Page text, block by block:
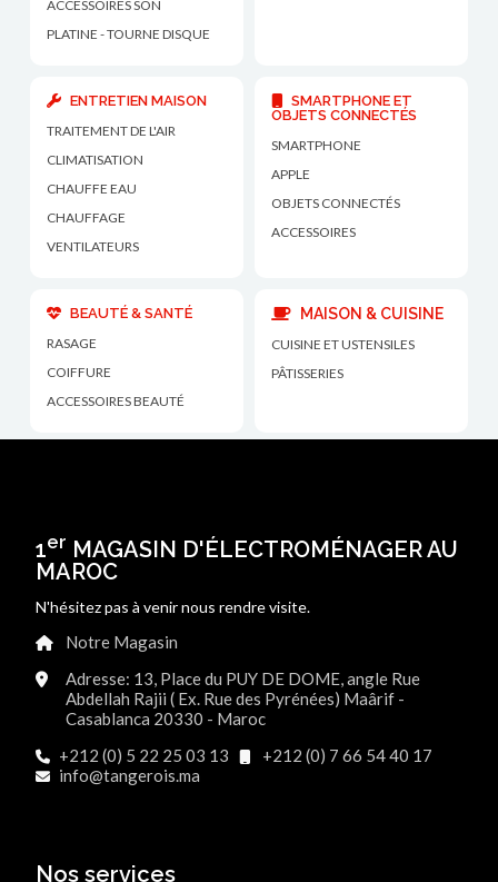
ACCESSOIRES SON
PLATINE - TOURNE DISQUE
ENTRETIEN MAISON
TRAITEMENT DE L'AIR
CLIMATISATION
CHAUFFE EAU
CHAUFFAGE
VENTILATEURS
SMARTPHONE ET
OBJETS CONNECTÉS
SMARTPHONE
APPLE
OBJETS CONNECTÉS
ACCESSOIRES
BEAUTÉ & SANTÉ
RASAGE
COIFFURE
ACCESSOIRES BEAUTÉ
MAISON & CUISINE
CUISINE ET USTENSILES
PÂTISSERIES
1er MAGASIN D'ÉLECTROMÉNAGER AU
MAROC
N'hésitez pas à venir nous rendre visite.
Notre Magasin
Adresse: 13, Place du PUY DE DOME, angle Rue
Abdellah Rajii ( Ex. Rue des Pyrénées) Maârif -
Casablanca 20330 - Maroc
+212 (0) 5 22 25 03 13
+212 (0) 7 66 54 40 17
info@tangerois.ma
Nos services